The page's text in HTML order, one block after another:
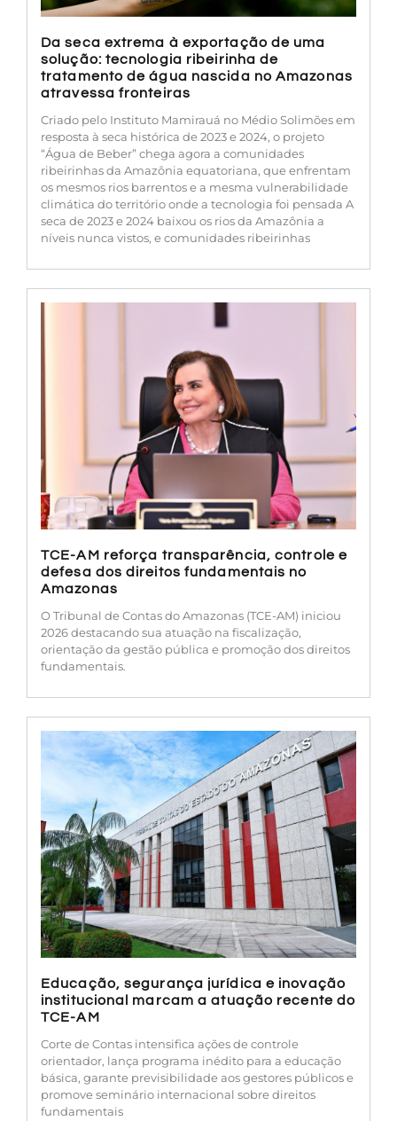
Da seca extrema à exportação de uma
solução: tecnologia ribeirinha de
tratamento de água nascida no Amazonas
atravessa fronteiras
Criado pelo Instituto Mamirauá no Médio Solimões em
resposta à seca histórica de 2023 e 2024, o projeto
“Água de Beber” chega agora a comunidades
ribeirinhas da Amazônia equatoriana, que enfrentam
os mesmos rios barrentos e a mesma vulnerabilidade
climática do território onde a tecnologia foi pensada A
seca de 2023 e 2024 baixou os rios da Amazônia a
níveis nunca vistos, e comunidades ribeirinhas
TCE-AM reforça transparência, controle e
defesa dos direitos fundamentais no
Amazonas
O Tribunal de Contas do Amazonas (TCE-AM) iniciou
2026 destacando sua atuação na fiscalização,
orientação da gestão pública e promoção dos direitos
fundamentais.
Educação, segurança jurídica e inovação
institucional marcam a atuação recente do
TCE-AM
Corte de Contas intensifica ações de controle
orientador, lança programa inédito para a educação
básica, garante previsibilidade aos gestores públicos e
promove seminário internacional sobre direitos
fundamentais